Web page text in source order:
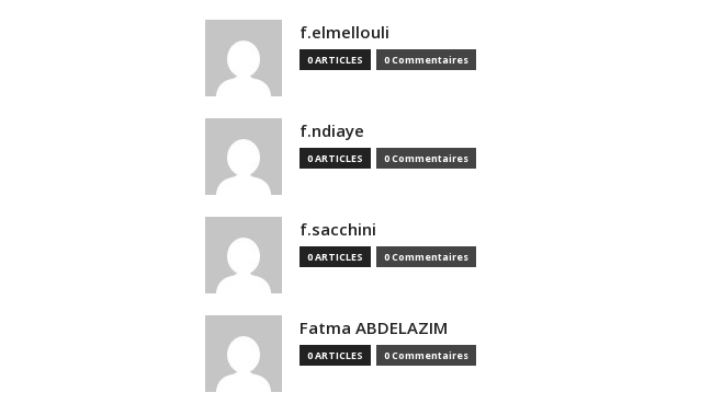
f.elmellouli
0 ARTICLES 0 Commentaires
f.ndiaye
0 ARTICLES 0 Commentaires
f.sacchini
0 ARTICLES 0 Commentaires
Fatma ABDELAZIM
0 ARTICLES 0 Commentaires